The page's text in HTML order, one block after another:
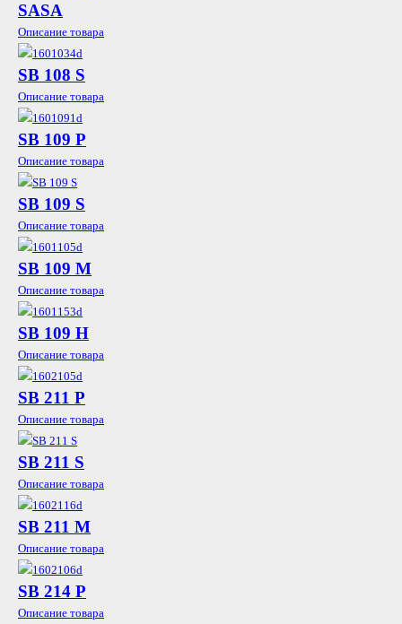
SASA
Описание товара
SB 108 S
Описание товара
SB 109 P
Описание товара
SB 109 S
Описание товара
SB 109 М
Описание товара
SB 109 Н
Описание товара
SB 211 P
Описание товара
SB 211 S
Описание товара
SB 211 М
Описание товара
SB 214 P
Описание товара